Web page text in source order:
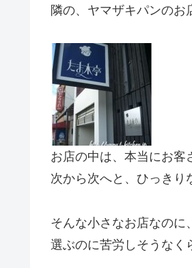
隣の、ヤマザキパンのお
お店の中は、本当にお客
次から次へと、ひっきり
そんな小さなお店なのに
選ぶのに苦労しそうなく